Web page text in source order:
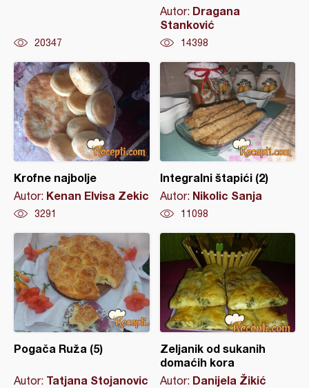
20347
Autor: Dragana
Stanković
14398
Krofne najbolje
Autor: Kenan Elvisa Zekic
3291
Integralni štapići (2)
Autor: Nikolic Sanja
11098
Pogača Ruža (5)
Autor: Tatjana Stojanovic
Zeljanik od sukanih
domaćih kora
Autor: Danijela Žikić